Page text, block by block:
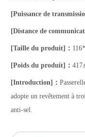
[Puissance de
[Distance de
[Taille du produit]：
[Poids du produit]：
[Introduction]：
adopte un revêtement à
anti-sel.